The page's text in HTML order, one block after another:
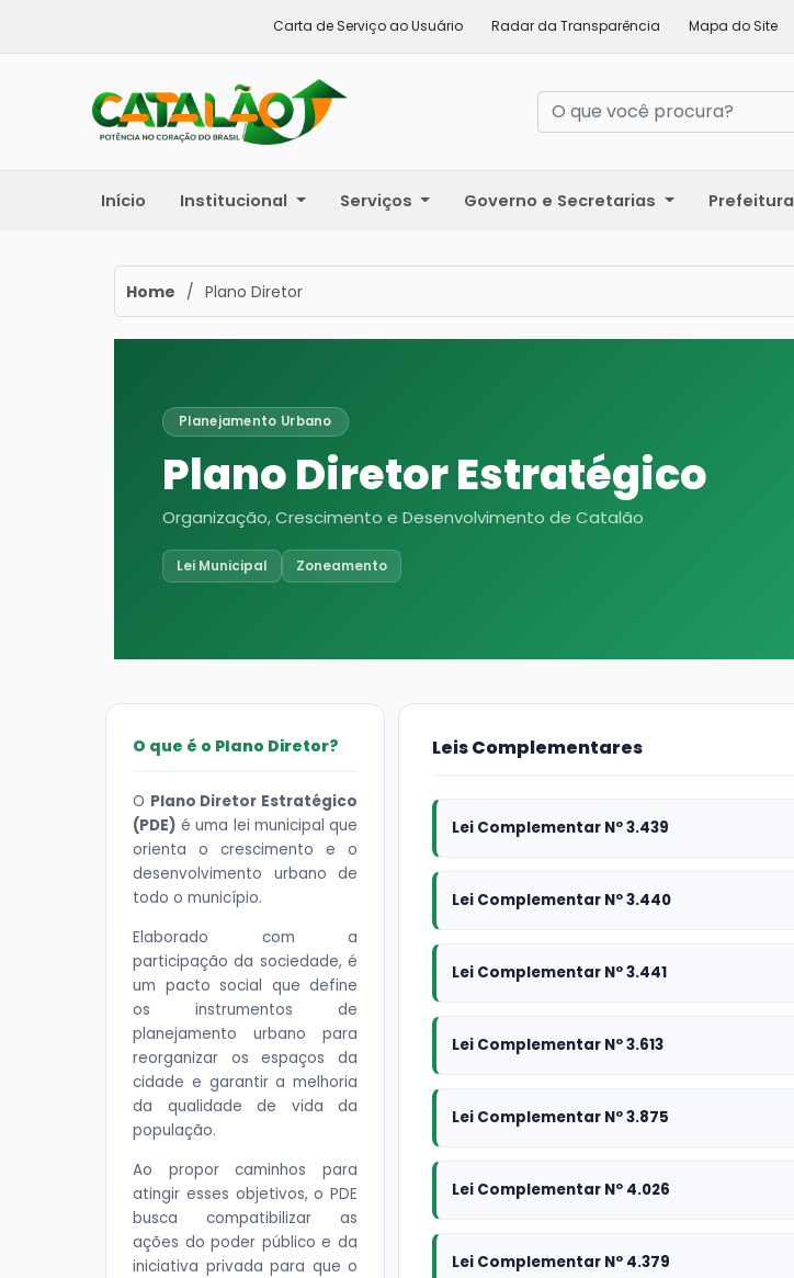
Carta de Serviço ao Usuário Radar da Transparência Mapa do Site
Início Institucional Serviços Governo e Secretarias Prefeitura
Home / Plano Diretor
Planejamento Urbano
Plano Diretor Estratégico
Organização, Crescimento e Desenvolvimento de Catalão
Lei Municipal Zoneamento
O que é o Plano Diretor?
O Plano Diretor Estratégico
(PDE) é uma lei municipal que
orienta o crescimento e o
desenvolvimento urbano de
todo o município.
Elaborado com a
participação da sociedade, é
um pacto social que define
os instrumentos de
planejamento urbano para
reorganizar os espaços da
cidade e garantir a melhoria
da qualidade de vida da
população.
Ao propor caminhos para
atingir esses objetivos, o PDE
busca compatibilizar as
ações do poder público e da
iniciativa privada para que o
Leis Complementares
Lei Complementar Nº 3.439
Lei Complementar Nº 3.440
Lei Complementar Nº 3.441
Lei Complementar Nº 3.613
Lei Complementar Nº 3.875
Lei Complementar Nº 4.026
Lei Complementar Nº 4.379